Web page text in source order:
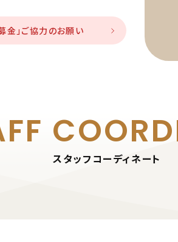
金」ご協力のお願い
スタッフコーディネート